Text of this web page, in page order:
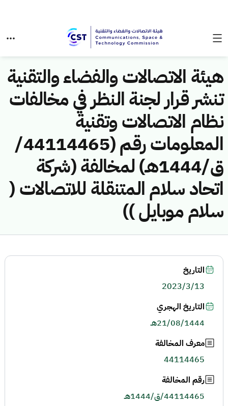
هيئة الاتصالات والفضاء والتقنية
تنشر قرار لجنة النظر في مخالفات
نظام الاتصالات وتقنية
المعلومات رقم (44114465/
ق/1444هـ) لمخالفة (شركة
اتحاد سلام المتنقلة للاتصالات (
سلام موبايل ))
التاريخ
2023/3/13
التاريخ الهجري
21/08/1444هـ
معرف المخالفة
44114465
رقم المخالفة
44114465/ق/1444هـ